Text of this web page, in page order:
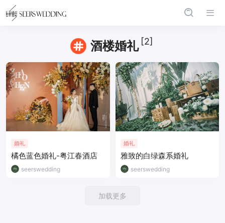
酒楼婚礼 [2]
婚礼
橘色蓝色婚礼-粤江春酒店
seerswedding
婚礼
雅致的白绿森系婚礼
seerswedding
加载更多